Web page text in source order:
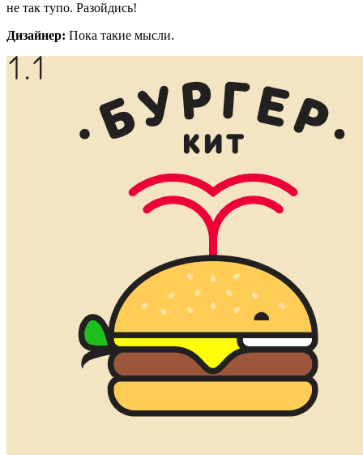
не так тупо. Разойдись!
Дизайнер: Пока такие мысли.